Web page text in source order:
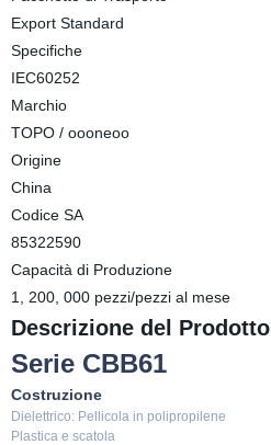
Export Standard
Specifiche
IEC60252
Marchio
TOPO / oooneoo
Origine
China
Codice SA
85322590
Capacità di Produzione
1, 200, 000 pezzi/pezzi al mese
Descrizione del Prodotto
Serie CBB61
Costruzione
Dielettrico: Pellicola in polipropilene
Plastica e scatola